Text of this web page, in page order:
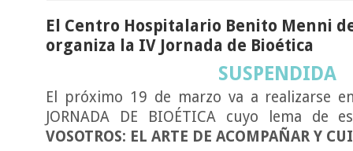
El Centro Hospitalario Benito Menni
organiza la IV Jornada de Bioética
SUSPENDIDA
El próximo 19 de marzo va a realizarse
JORNADA DE BIOÉTICA cuyo lema de
VOSOTROS: EL ARTE DE ACOMPAÑAR Y